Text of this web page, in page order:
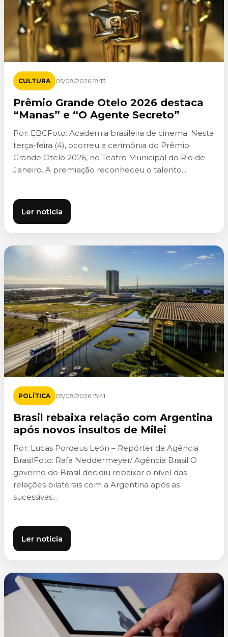
CULTURA 05/08/2026 18:13
Prêmio Grande Otelo 2026 destaca
“Manas” e “O Agente Secreto”
Por: EBCFoto: Academia brasileira de cinema. Nesta
terça-feira (4), ocorreu a cerimônia do Prêmio
Grande Otelo 2026, no Teatro Municipal do Rio de
Janeiro. A premiação reconheceu o talento...
Ler notícia
POLÍTICA 05/08/2026 15:41
Brasil rebaixa relação com Argentina
após novos insultos de Milei
Por: Lucas Pordeus León – Repórter da Agência
BrasilFoto: Rafa Neddermeyer/ Agência Brasil O
governo do Brasil decidiu rebaixar o nível das
relações bilaterais com a Argentina após as
sucessivas...
Ler notícia